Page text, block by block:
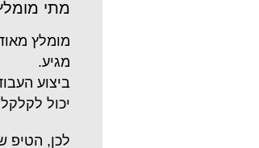
מתי
מומלץ
מגיע.
ביצוע
יכול
לכן, הטיפ